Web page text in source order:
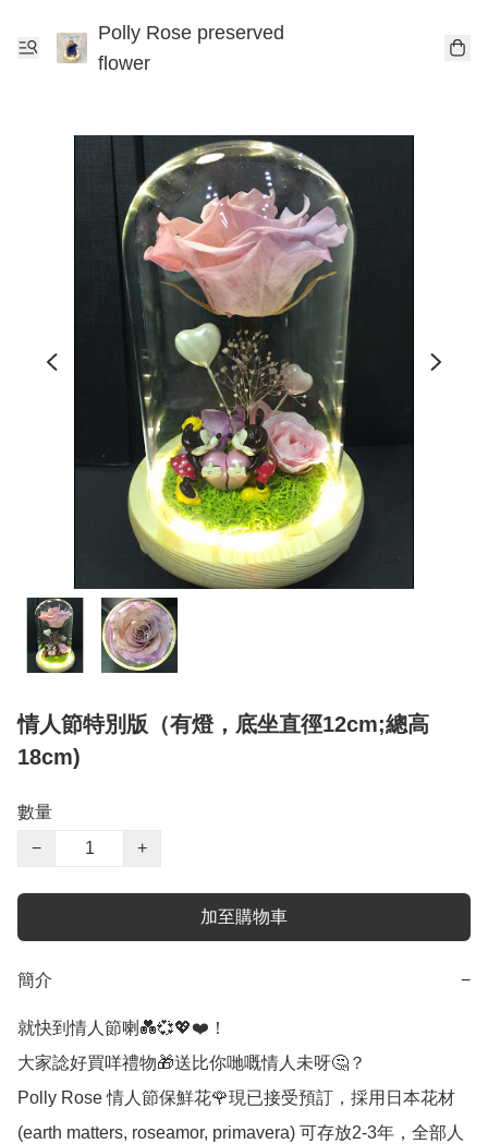
Polly Rose preserved
flower
情人節特別版（有燈，底坐直徑12cm;總高
18cm)
數量
−
+
加至購物車
簡介 −
就快到情人節喇💑💞💖❤️！
大家諗好買咩禮物🎁送比你哋嘅情人未呀🤔？
Polly Rose 情人節保鮮花🌹現已接受預訂，採用日本花材
(earth matters, roseamor, primavera) 可存放2-3年，全部人